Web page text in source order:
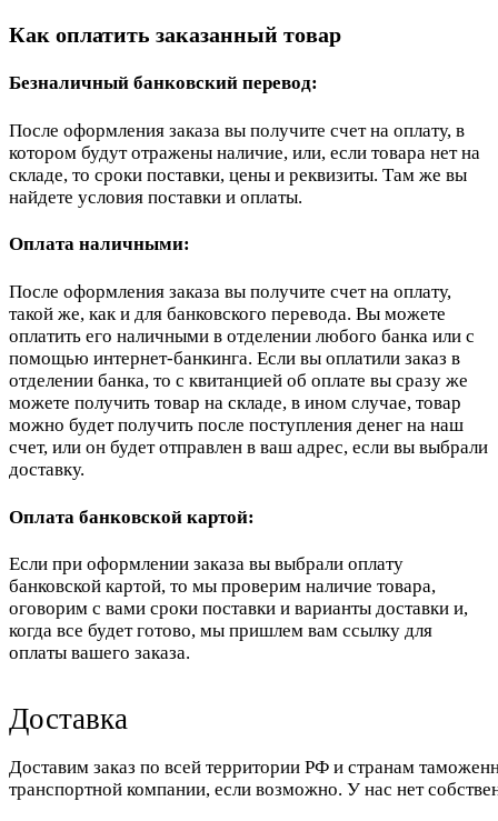
Как оплатить заказанный товар
Безналичный банковский перевод:
После оформления заказа вы получите счет на оплату, в
котором будут отражены наличие, или, если товара нет на
складе, то сроки поставки, цены и реквизиты. Там же вы
найдете условия поставки и оплаты.
Оплата наличными:
После оформления заказа вы получите счет на оплату,
такой же, как и для банковского перевода. Вы можете
оплатить его наличными в отделении любого банка или с
помощью интернет-банкинга. Если вы оплатили заказ в
отделении банка, то с квитанцией об оплате вы сразу же
можете получить товар на складе, в ином случае, товар
можно будет получить после поступления денег на наш
счет, или он будет отправлен в ваш адрес, если вы выбрали
доставку.
Оплата банковской картой:
Если при оформлении заказа вы выбрали оплату
банковской картой, то мы проверим наличие товара,
оговорим с вами сроки поставки и варианты доставки и,
когда все будет готово, мы пришлем вам ссылку для
оплаты вашего заказа.
Доставка
Доставим заказ по всей территории РФ и странам
транспортной компании, если возможно. У нас нет